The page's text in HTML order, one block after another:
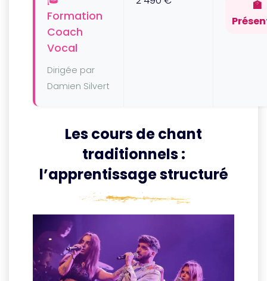
Formation
Coach
Vocal
Dirigée par
Damien Silvert
🏫
Les cours de chant
traditionnels :
l’apprentissage structuré